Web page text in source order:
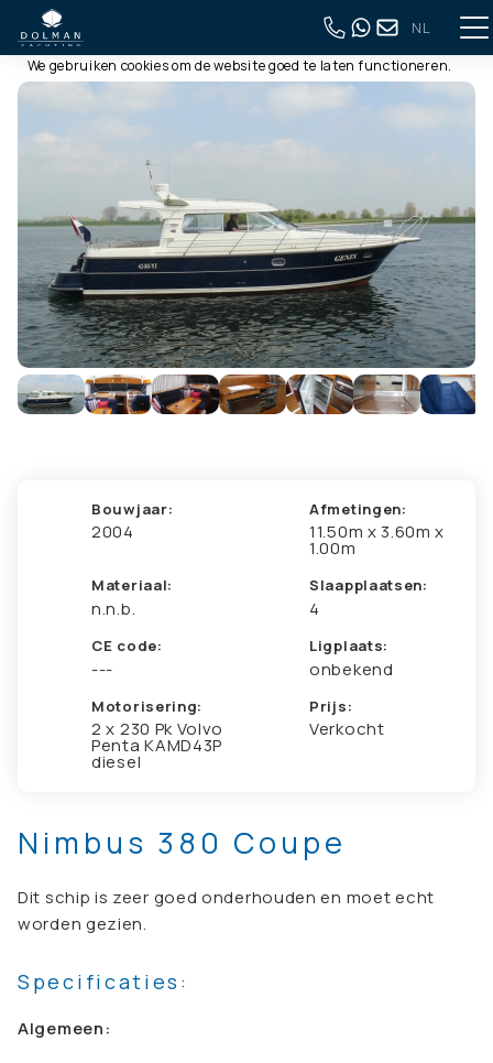
NL
Terug naar volledig overzicht
Bouwjaar:
2004
Afmetingen:
11.50m x 3.60m x
1.00m
Materiaal:
n.n.b.
Slaapplaatsen:
4
CE code:
---
Ligplaats:
onbekend
Motorisering:
2 x 230 Pk Volvo
Penta KAMD43P
diesel
Prijs:
Verkocht
Nimbus 380 Coupe
Dit schip is zeer goed onderhouden en moet echt
worden gezien.
Specificaties:
Algemeen:
Deze website gebruikt cookies
We gebruiken cookies om de website goed te laten functioneren.
Meer informatie is beschikbaar in onzeprivacyverklaring. Door
op accepteren te klikken, geef je aan hiermee akkoord te gaan.